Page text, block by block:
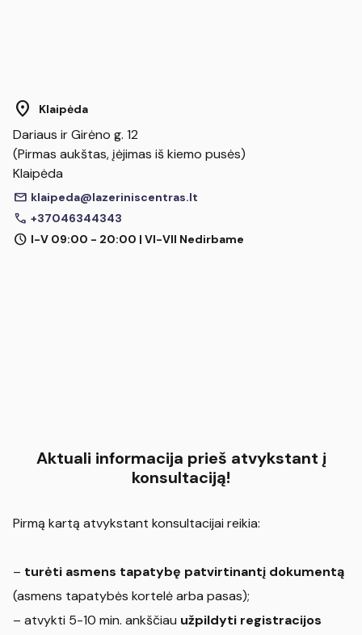
location_on Klaipėda
Dariaus ir Girėno g. 12
(Pirmas aukštas, įėjimas iš kiemo pusės)
Klaipėda
mail klaipeda@lazeriniscentras.lt
call +37046344343
schedule I-V 09:00 - 20:00 | VI-VII Nedirbame
Aktuali informacija prieš atvykstant į
konsultaciją!
Pirmą kartą atvykstant konsultacijai reikia:
– turėti asmens tapatybę patvirtinantį dokumentą
(asmens tapatybės kortelė arba pasas);
– atvykti 5-10 min. ankščiau užpildyti registracijos